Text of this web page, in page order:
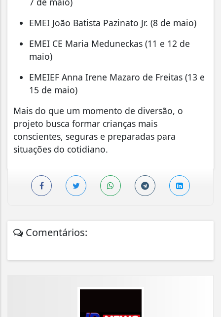
EMEI João Batista Pazinato Jr. (8 de maio)
EMEI CE Maria Meduneckas (11 e 12 de
maio)
EMEIEF Anna Irene Mazaro de Freitas (13 e
15 de maio)
Mais do que um momento de diversão, o
projeto busca formar crianças mais
conscientes, seguras e preparadas para
situações do cotidiano.
Comentários: